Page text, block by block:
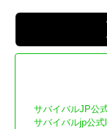
サバイバルJP公
サバイバルjp公